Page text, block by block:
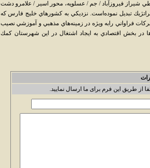
شيراز فيروزآباد / جم / عسلويه، محور اسير / علامرو دشت
تبديل نموده‌است. نزديكي به كشورهاي خليج فارس كه
فراواني رابه ويژه در زمينه‌هاي مذهبي و آموزشي نصيب
در بخش اقتصادي به ايجاد اشتغال در اين شهرستان كمك
از طریق این فرم برای ما ارسال نمایید.